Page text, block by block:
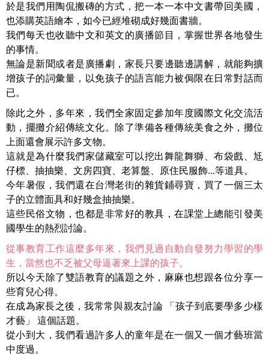
於是我們用陶侃搬磚的方式，把一本一本中文書帶回美國，
也添購英語繪本，如今已經堆砌成好幾面書牆。
我們每天也收聽中文和英文的廣播節目，掌握世界各地發生
的事情。
無論是新聞或者是廣播劇，家長只要邊聽邊講解，就能夠擴
增孩子的詞彙量，以免孩子的語言能力被侷限在日常對話而
已。
除此之外，多年來，我們全家固定參加年度國際文化交流活
動，擺攤介紹傳統文化。除了準備各種傳統美食之外，攤位
上面還會展示許多文物。
這就是為什麼我們家儲藏室可以挖出舞龍舞獅、布袋戲、尪
仔標、抽抽樂、文房四寶、老算盤、原住民服飾...等道具。
今年暑假，我們還在台灣老街的雜貨鋪尋寶，買了一個三太
子的立體面具和好幾盒抽抽樂。
這些民俗文物，也都是非常好的教具，在課堂上總能引發美
國學生的熱烈討論。
從事教育工作這麼多年來，我們見過自動自發努力學習的學
生，當然也不乏被父母逼著來上課的孩子。
所以今天除了雙語教育的議題之外，麻麻也想跟各位分享一
些育兒心得。
在成為家長之後，我常常與親友討論 「孩子到底要學多少樣
才藝」 這個話題。
從小到大，我們看過許多人的童年是在一個又一個才藝班當
中度過。